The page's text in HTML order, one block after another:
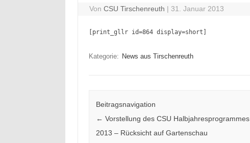
VonCSU Tirschenreuth | 31. Januar 2013
[print_gllr id=864 display=short]
Kategorie: News aus Tirschenreuth
Beitragsnavigation
← Vorstellung des CSU Halbjahresprogrammes
2013 – Rücksicht auf Gartenschau